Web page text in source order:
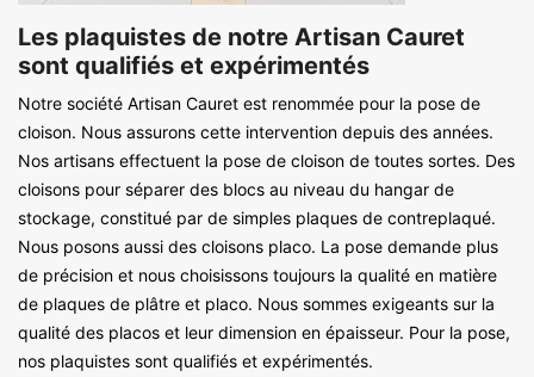
Les plaquistes de notre Artisan Cauret
sont qualifiés et expérimentés
Notre société Artisan Cauret est renommée pour la pose de
cloison. Nous assurons cette intervention depuis des années.
Nos artisans effectuent la pose de cloison de toutes sortes. Des
cloisons pour séparer des blocs au niveau du hangar de
stockage, constitué par de simples plaques de contreplaqué.
Nous posons aussi des cloisons placo. La pose demande plus
de précision et nous choisissons toujours la qualité en matière
de plaques de plâtre et placo. Nous sommes exigeants sur la
qualité des placos et leur dimension en épaisseur. Pour la pose,
nos plaquistes sont qualifiés et expérimentés.